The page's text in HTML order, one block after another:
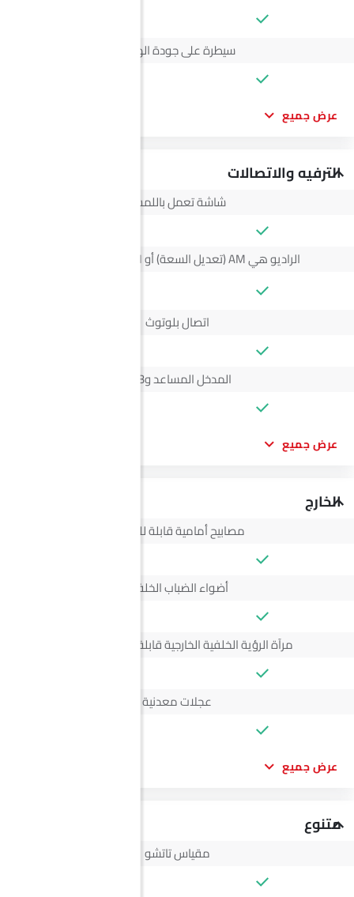
سيطرة على جودة الهواء
عرض جميع
الترفيه والاتصالات
شاشة تعمل باللمس
الراديو هي AM (تعديل السعة) أو FM (تضمين التردد)،
اتصال بلوتوث
المدخل المساعد وUSB
عرض جميع
الخارج
مصابيح أمامية قابلة للتعديل
أضواء الضباب الخلفية
مرآة الرؤية الخلفية الخارجية قابلة للتعديل كهربائياً
عجلات معدنية
عرض جميع
متنوع
مقياس تاتشو